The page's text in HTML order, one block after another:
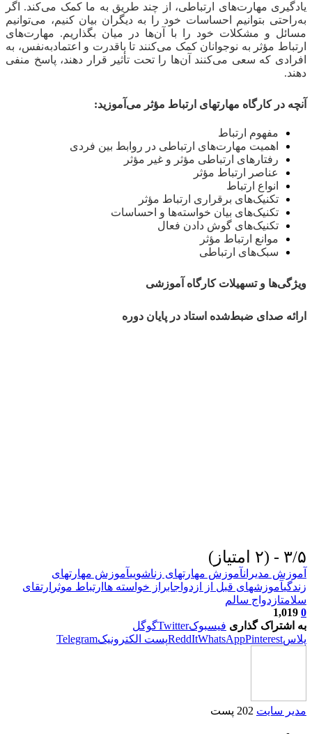
یادگیری مهارت‌های ارتباطی، از چند طریق به ما کمک می‌کند. اگر
به‌راحتی بتوانیم احساسات خود را به دیگران بیان کنیم، می‌توانیم
مسائل و مشکلات خود را با آن‌ها در میان بگذاریم. مهارت‌های
ارتباط مؤثر به نوجوانان کمک می‌کنند تا باقدرت و اعتمادبه‌نفس، به
افرادی که سعی می‌کنند آن‌ها را تحت تأثیر قرار دهند، پاسخ منفی
دهند.
آنچه در کارگاه مهارتهای ارتباط مؤثر می‌آموزید:
مفهوم ارتباط
اهمیت مهارت‌های ارتباطی در روابط بین فردی
رفتارهای ارتباطی مؤثر و غیر مؤثر
عناصر ارتباط مؤثر
انواع ارتباط
تکنیک‌های برقراری ارتباط مؤثر
تکنیک‌های بیان خواسته‌ها و احساسات
تکنیک‌های گوش دادن فعال
موانع ارتباط مؤثر
سبک‌های ارتباطی
ویژگی‌ها و تسهیلات کارگاه‌ آموزشی
ارائه صدای ضبط‌شده استاد در پایان دوره
۳/۵ - (۲ امتیاز)
آموزش مدیرانآموزش مهارتهای زناشوییآموزش مهارتهای
زندگیآموزشهای قبل از ازدواجابراز خواسته ها ارتباط موثر ارتقای
سلامتازدواج سالم
0
1,019
به اشتراک گذاری فیسبوکTwitterگوگل
پلاس
ReddItWhatsAppPinterest پست الکترونیکTelegram
مدیر سایت 202 پست